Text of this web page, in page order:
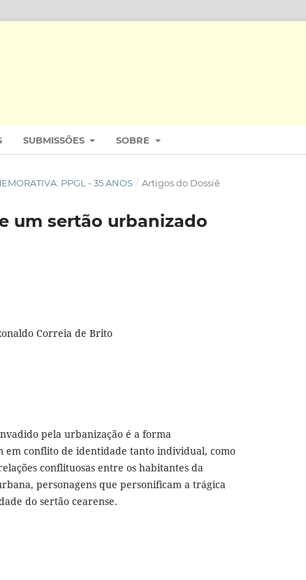
SUBMISSÕES SOBRE
PPGL - 35 ANOS / Artigos do Dossiê
um sertão urbanizado
Correia de Brito
pela urbanização é a forma
em conflito de identidade tanto individual, como
conflituosas entre os habitantes da
personagens que personificam a trágica
do sertão cearense.